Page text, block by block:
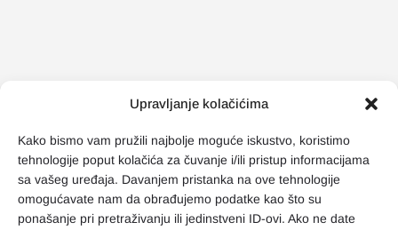
Upravljanje kolačićima
Kako bismo vam pružili najbolje moguće iskustvo, koristimo
tehnologije poput kolačića za čuvanje i/ili pristup informacijama
sa vašeg uređaja. Davanjem pristanka na ove tehnologije
omogućavate nam da obrađujemo podatke kao što su
ponašanje pri pretraživanju ili jedinstveni ID-ovi. Ako ne date